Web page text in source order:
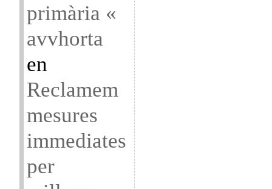
primària «
avvhorta
en
Reclamem
mesures
immediates
per